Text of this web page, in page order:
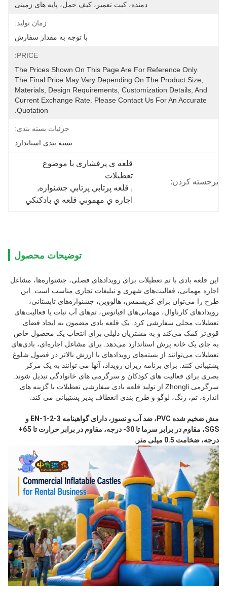
دمنده، کیت تعمیر، کیف حمل، پایه های زمینی
زمان تولید:
با توجه به مقدار سفارش
PRICE:
The Prices Shown On This Page Are For Reference Only.
The Final Price May Vary Depending On The Product Size,
Materials, Design Requirements, Customization Details, And
Current Exchange Rate. Please Contact Us For An Accurate
Quotation.
جزئیات بسته بندی:
بسته بندی استاندارد
برجسته کردن:
تعطیلات
, قلعه پرتابي پرتابي جشنواره,
اجاره ي مهموني قلعه ي بادکنکي
توضیحات محصول
این قلعه بادی با تم تعطیلات برای رویدادهای فصلی، جشنواره‌ها، مشاغل
اجاره مهمانی، فعالیت‌های شهری و تبلیغات تجاری مناسب است. این
طرح را می‌توان برای کریسمس، هالووین، جشنواره‌های تابستانی،
رویدادهای کارناوال، مهمانی‌های اقیانوس، تم‌های آب نبات یا فعالیت‌های
تعطیلات محلی سفارشی کرد. یک قلعه بادی مضمون به ایجاد فضای
قوی‌تر کمک می‌کند و به مشتریان دلیلی برای انتخاب یک محصول خاص
به جای یک خانه پرش استاندارد می‌دهد. برای مشاغل اجاره‌ای، بادی‌های
تعطیلات می‌توانند از بسته‌های رویدادهای با ارزش بالاتر در فصول شلوغ
پشتیبانی کنند. برای برنامه ریزان رویداد، آنها می توانند به یک مرکز
بصری برای فعالیت های کودکان و سرگرمی های خانوادگی تبدیل شوند.
سرگرمی Zhongli از تولید قلعه بادی سفارشی تعطیلات با گزینه های
اندازه، تم، رنگ، لوگو و طرح بندی انعطاف پذیر پشتیبانی می کند.
درجه، ضخامت 0.5 میلی متر.